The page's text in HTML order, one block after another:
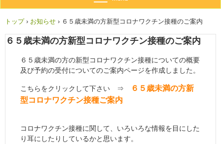
トップ › お知らせ › ６５歳未満の方新型コロナワクチン接種のご案内
６５歳未満の方新型コロナワクチン接種のご案内
６５歳未満の方の新型コロナワクチン接種についての概要
及び予約の受付についてのご案内ページを作成しました。
こちらをクリックして下さい ⇒
６５歳未満の方新
型コロナワクチン接種ご案内
コロナワクチン接種に関して、いろいろな情報を目にした
り耳にしたりしているかと思います。